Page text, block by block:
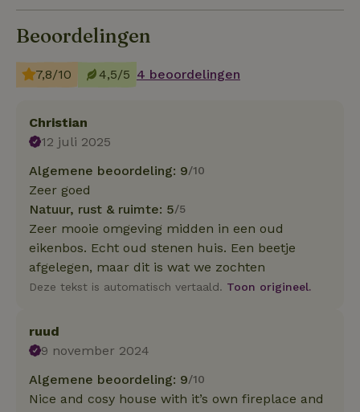
Beoordelingen
7,8/10 4,5/5 4 beoordelingen
Christian
12 juli 2025
Algemene beoordeling: 9/10
Zeer goed
Natuur, rust & ruimte: 5/5
Zeer mooie omgeving midden in een oud
eikenbos. Echt oud stenen huis. Een beetje
afgelegen, maar dit is wat we zochten
Deze tekst is automatisch vertaald. Toon origineel.
ruud
9 november 2024
Algemene beoordeling: 9/10
Nice and cosy house with it’s own fireplace and